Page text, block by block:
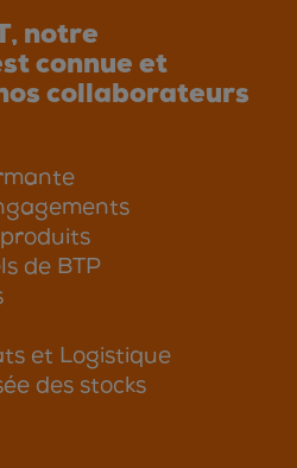
notre
connue et
collaborateurs
de BTP
et Logistique
des stocks